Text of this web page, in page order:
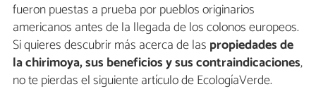
fueron puestas a prueba por pueblos originarios
americanos antes de la llegada de los colonos europeos.
Si quieres descubrir más acerca de las propiedades de
la chirimoya, sus beneficios y sus contraindicaciones,
no te pierdas el siguiente artículo de EcologíaVerde.